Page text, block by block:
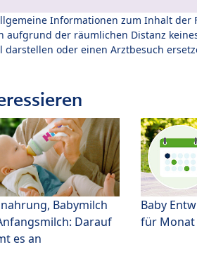
Informationen zum Inhalt der
der räumlichen Distanz
oder einen Arztbesuch
Babymilch
Darauf
es an
Baby
für Monat